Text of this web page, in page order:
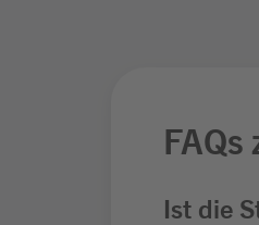
FAQs
Ist die